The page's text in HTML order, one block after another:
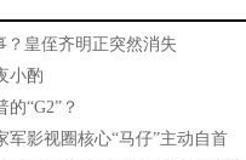
？皇侄齐明正突然消失
小酌
“G2”？
军影视圈核心“马仔”主动自首